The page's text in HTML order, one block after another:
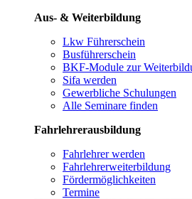
Aus- & Weiterbildung
Lkw Führerschein
Busführerschein
BKF-Module zur
Sifa werden
Gewerbliche Schulungen
Alle Seminare finden
Fahrlehrerausbildung
Fahrlehrer werden
Fahrlehrerweiterbildung
Fördermöglichkeiten
Termine